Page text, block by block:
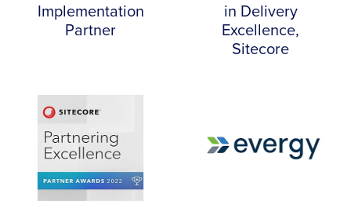
Implementation
Partner
in Delivery
Excellence,
Sitecore